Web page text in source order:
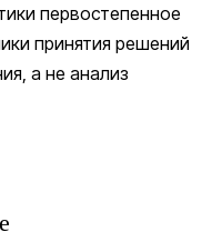
первостепенное
принятия решений
а не анализ